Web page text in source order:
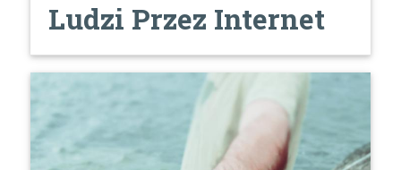
Ludzi Przez Internet